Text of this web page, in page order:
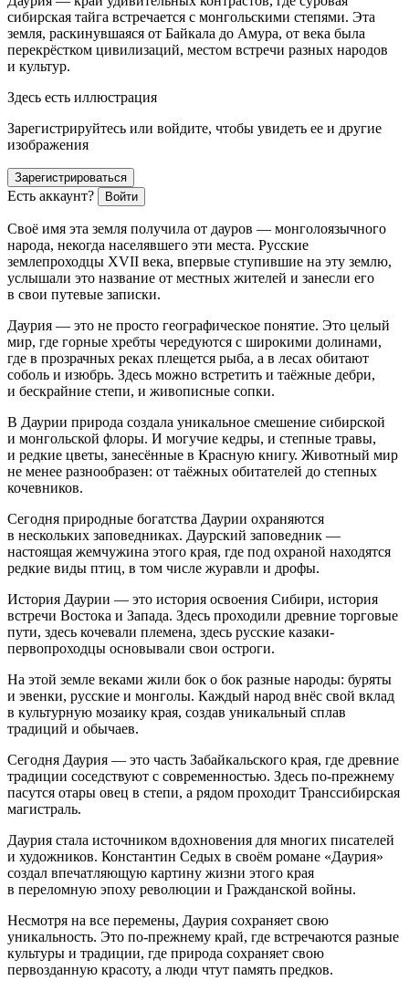
сибирская тайга встречается с монгольскими степями. Эта
земля, раскинувшаяся от Байкала до Амура, от века была
перекрёстком цивилизаций, местом встречи разных народов
и культур.
Здесь есть иллюстрация
Зарегистрируйтесь или войдите, чтобы увидеть ее и другие
изображения
Зарегистрироваться
Есть аккаунт? Войти
Своё имя эта земля получила от дауров — монголоязычного
народа, некогда населявшего эти места. Русские
землепроходцы XVII века, впервые ступившие на эту землю,
услышали это название от местных жителей и занесли его
в свои путевые записки.
Даурия — это не просто географическое понятие. Это целый
мир, где горные хребты чередуются с широкими долинами,
где в прозрачных реках плещется рыба, а в лесах обитают
соболь и изюбрь. Здесь можно встретить и таёжные дебри,
и бескрайние степи, и живописные сопки.
В Даурии природа создала уникальное смешение сибирской
и монгольской флоры. И могучие кедры, и степные травы,
и редкие цветы, занесённые в Красную книгу. Животный мир
не менее разнообразен: от таёжных обитателей до степных
кочевников.
Сегодня природные богатства Даурии охраняются
в нескольких заповедниках. Даурский заповедник —
настоящая жемчужина этого края, где под охраной находятся
редкие виды птиц, в том числе журавли и дрофы.
История Даурии — это история освоения Сибири, история
встречи Востока и Запада. Здесь проходили древние торговые
пути, здесь кочевали племена, здесь русские казаки-
первопроходцы основывали свои остроги.
На этой земле веками жили бок о бок разные народы: буряты
и эвенки, русские и монголы. Каждый народ внёс свой вклад
в культурную мозаику края, создав уникальный сплав
традиций и обычаев.
Сегодня Даурия — это часть Забайкальского края, где древние
традиции соседствуют с современностью. Здесь по-прежнему
пасутся отары овец в степи, а рядом проходит Транссибирская
магистраль.
Даурия стала источником вдохновения для многих писателей
и художников. Константин Седых в своём романе «Даурия»
создал впечатляющую картину жизни этого края
в переломную эпоху революции и Гражданской войны.
Несмотря на все перемены, Даурия сохраняет свою
уникальность. Это по-прежнему край, где встречаются разные
культуры и традиции, где природа сохраняет свою
первозданную красоту, а люди чтут память предков.